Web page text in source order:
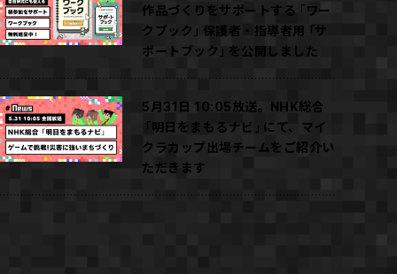
作品づくりをサポートする「ワー
クブック」保護者・指導者用「サ
ポートブック」を公開しました
5月31日 10:05放送。NHK総合
「明日をまもるナビ」にて、マイ
クラカップ出場チームをご紹介い
ただきます